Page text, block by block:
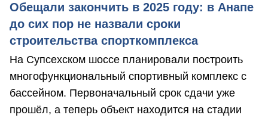
Обещали закончить в 2025 году: в Анапе
до сих пор не назвали сроки
строительства спорткомплекса
На Супсехском шоссе планировали построить
многофункциональный спортивный комплекс с
бассейном. Первоначальный срок сдачи уже
прошёл, а теперь объект находится на стадии